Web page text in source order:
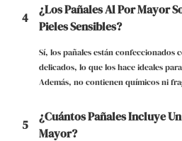
4
¿Los Pañales Al Por Mayor
Pieles Sensibles?
Sí, los pañales están confeccionados
delicados, lo que los hace ideales
Además, no contienen químicos ni
5
¿Cuántos Pañales Incluye
Mayor?